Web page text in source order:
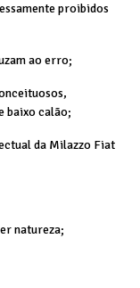
proibidos
ao erro;
baixo calão;
da Milazzo Fiat
natureza;